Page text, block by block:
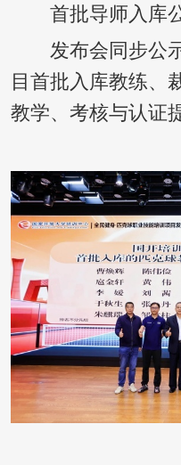
首批导师入库
发布会同步公示
目首批入库教练、
教学、考核与认证